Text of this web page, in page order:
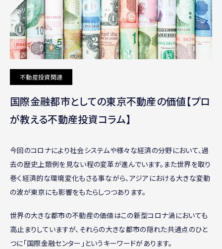
不動産投資関連
国際金融都市としての東京不動産の価値【プロ
が教える不動産投資コラム】
今回のコロナにより社会システムや様々な経済の分野において、過
去の歴史上類例を見ない程の変革が進んでいます。また世界を取り
巻く経済的な環境変化もさる事ながら、アジアにおける大きな変動
の波が東京にも影響をもたらしつつあります。
世界の大きな都市の不動産の価値はこの新型コロナ渦においても
高止まりしていますが、それらの大きな都市の隠れた共通点のひと
つに「国際金融センター」というキーワードがあります。